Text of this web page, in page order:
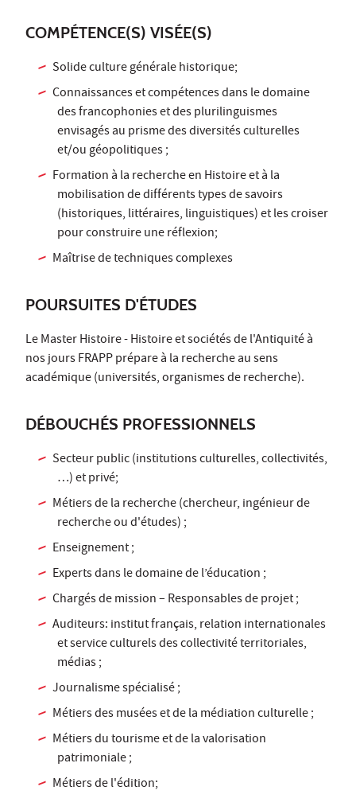
COMPÉTENCE(S) VISÉE(S)
Solide culture générale historique;
Connaissances et compétences dans le domaine
des francophonies et des plurilinguismes
envisagés au prisme des diversités culturelles
et/ou géopolitiques ;
Formation à la recherche en Histoire et à la
mobilisation de différents types de savoirs
(historiques, littéraires, linguistiques) et les croiser
pour construire une réflexion;
Maîtrise de techniques complexes
POURSUITES D'ÉTUDES
Le Master Histoire - Histoire et sociétés de l'Antiquité à
nos jours FRAPP prépare à la recherche au sens
académique (universités, organismes de recherche).
DÉBOUCHÉS PROFESSIONNELS
Secteur public (institutions culturelles, collectivités,
…) et privé;
Métiers de la recherche (chercheur, ingénieur de
recherche ou d'études) ;
Enseignement ;
Experts dans le domaine de l’éducation ;
Chargés de mission – Responsables de projet ;
Auditeurs: institut français, relation internationales
et service culturels des collectivité territoriales,
médias ;
Journalisme spécialisé ;
Métiers des musées et de la médiation culturelle ;
Métiers du tourisme et de la valorisation
patrimoniale ;
Métiers de l'édition;